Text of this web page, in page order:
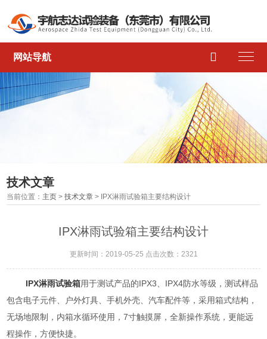
网站导航 
技术文章
当前位置： 主页 >技术文章 > IPX淋雨试验箱主要结构设计
IPX淋雨试验箱主要结构设计
更新时间：2019-05-25 点击次数：2321
IPX淋雨试验箱用于测试产品的IPX3、IPX4防水等级，测试样品
包含电子元件、户外灯具、手机外壳、汽车配件等，采用箱式结构，
无场地限制，内箱水循环使用，7寸触摸屏，全新操作系统，更能远
程操作，方便快捷。